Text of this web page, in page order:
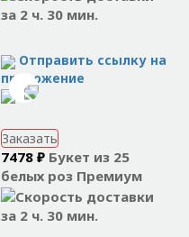
за 2 ч. 30 мин.
Отправить ссылку на
приложение
Заказать
7478 ₽ Букет из 25
белых роз Премиум
за 2 ч. 30 мин.